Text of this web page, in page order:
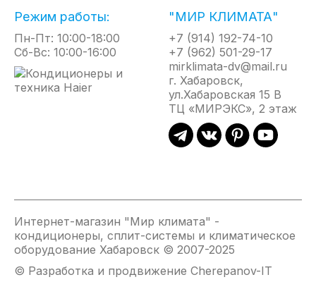
ГРУППОВОЕ УПРАВЛЕНИЕ
Управление группой до 16 единиц внутренних блоков может
осуществляться с помощью одного проводного пульта. При
этом все внутренние блоки будут работать в одном режиме
(Используется единая температурная уставка. Все внутренние
блоки работают в одном режиме (тепло или холод). У всех
внутренних блоков - одна скорость вращения вентилятора)
внутренних блоков). Позволяет осуществлять управление как
каждым внутренни блоком, так и группами блоков. Удобное
назначения, сдаваемых различным арендаторам,
Режим работы:
Пн-Пт: 10:00-18:00
Сб-Вс: 10:00-16:00
"МИР КЛИМАТА"
+7 (914) 192-74-10
+7 (962) 501-29-17
mirklimata-dv@mail.ru
г. Хабаровск,
ул.Хабаровская 15 В
ТЦ «МИРЭКС», 2 этаж
Интернет-магазин "Мир климата" -
кондиционеры, сплит-системы и климатическое
оборудование Хабаровск © 2007-2025
© Разработка и продвижение Cherepanov-IT